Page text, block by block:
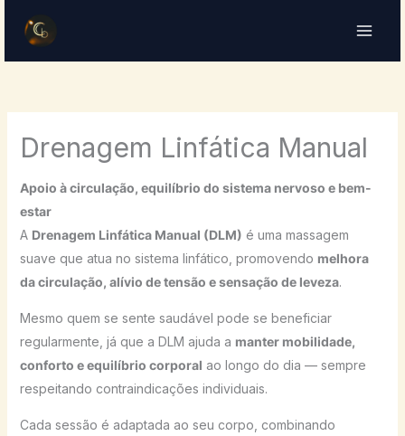
Drenagem Linfática Manual
Apoio à circulação, equilíbrio do sistema nervoso e bem-
estar
A Drenagem Linfática Manual (DLM) é uma massagem
suave que atua no sistema linfático, promovendo melhora
da circulação, alívio de tensão e sensação de leveza.
Mesmo quem se sente saudável pode se beneficiar
regularmente, já que a DLM ajuda a manter mobilidade,
conforto e equilíbrio corporal ao longo do dia — sempre
respeitando contraindicações individuais.
Cada sessão é adaptada ao seu corpo, combinando